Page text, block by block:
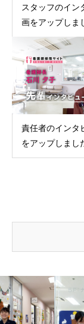
スタッフのイン
画をアップしま
責任者のインタ
をアップしまし